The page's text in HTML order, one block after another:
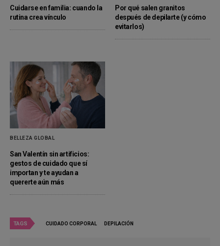
Cuidarse en familia: cuando la
rutina crea vínculo
Por qué salen granitos
después de depilarte (y cómo
evitarlos)
BELLEZA GLOBAL
San Valentín sin artificios:
gestos de cuidado que sí
importan y te ayudan a
quererte aún más
TAGS CUIDADO CORPORAL DEPILACIÓN